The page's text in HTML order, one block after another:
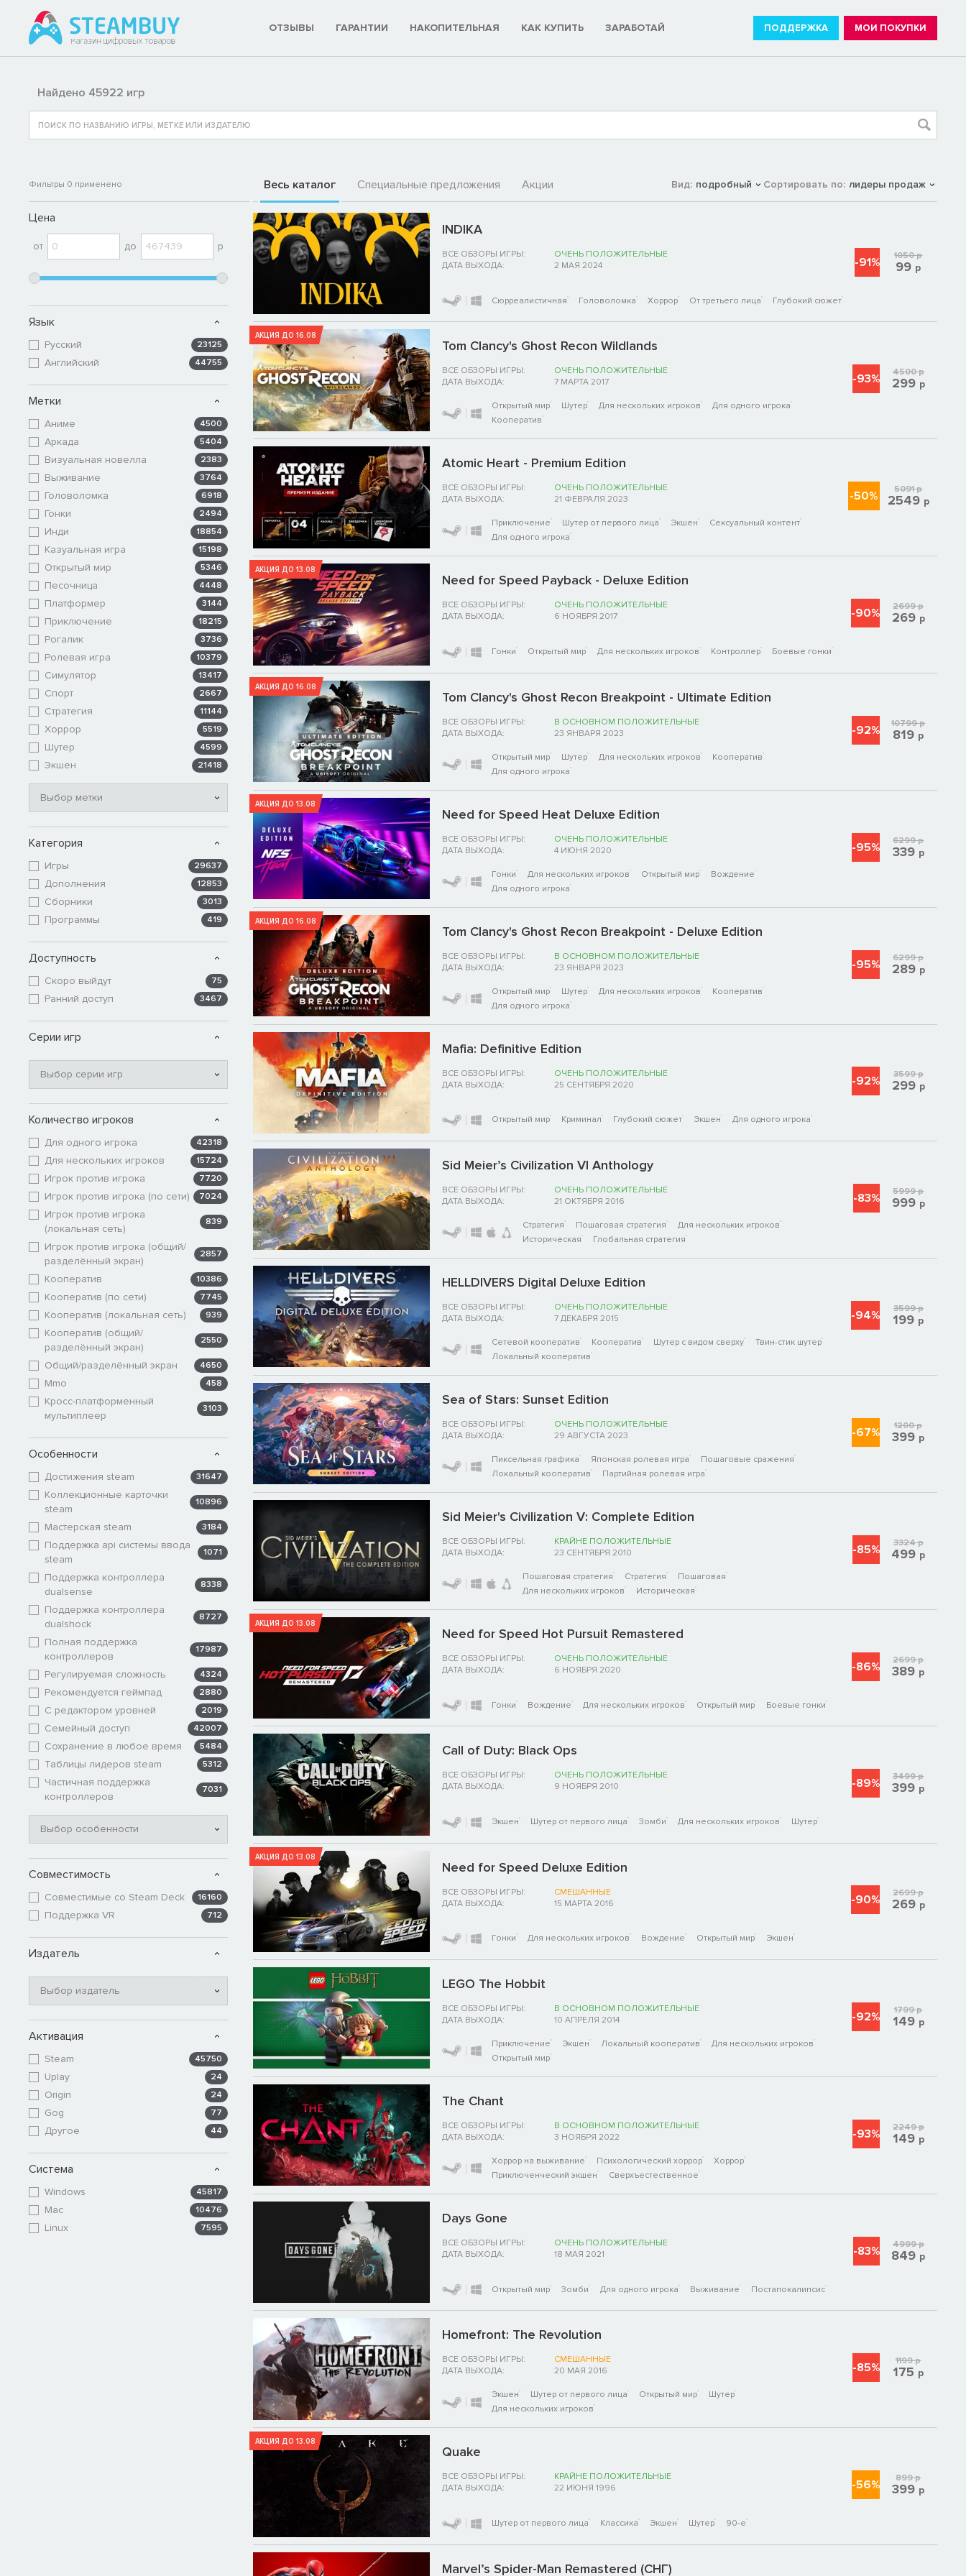
ОТЗЫВЫ ГАРАНТИИ НАКОПИТЕЛЬНАЯ КАК КУПИТЬ ЗАРАБОТАЙ ПОДДЕРЖКА МОИ ПОКУПКИ
Найдено 45922 игр
Фильтры 0 применено
Цена
от до р
Язык
Русский 23125
Английский 44755
Метки
Аниме 4500
Аркада 5404
Визуальная новелла 2383
Выживание 3764
Головоломка 6918
Гонки 2494
Инди 18854
Казуальная игра 15198
Открытый мир 5346
Песочница 4448
Платформер 3144
Приключение 18215
Рогалик 3736
Ролевая игра 10379
Симулятор 13417
Спорт 2667
Стратегия 11144
Хоррор 5519
Шутер 4599
Экшен 21418
Выбор метки
Категория
Игры 29637
Дополнения 12853
Сборники 3013
Программы 419
Доступность
Скоро выйдут 75
Ранний доступ 3467
Серии игр
Выбор серии игр
Количество игроков
Для одного игрока 42318
Для нескольких игроков 15724
Игрок против игрока 7720
Игрок против игрока (по сети) 7024
Игрок против игрока
(локальная сеть)
839
Игрок против игрока (общий/
разделённый экран)
2857
Кооператив 10386
Кооператив (по сети) 7745
Кооператив (локальная сеть) 939
Кооператив (общий/
разделённый экран)
2550
Общий/разделённый экран 4650
Mmo 458
Кросс-платформенный
мультиплеер
3103
Особенности
Достижения steam 31647
Коллекционные карточки
steam
10896
Мастерская steam 3184
Поддержка api системы ввода
steam
1071
Поддержка контроллера
dualsense
8338
Поддержка контроллера
dualshock
8727
Полная поддержка
контроллеров
17987
Регулируемая сложность 4324
Рекомендуется геймпад 2880
С редактором уровней 2019
Семейный доступ 42007
Сохранение в любое время 5484
Таблицы лидеров steam 5312
Частичная поддержка
контроллеров
7031
Выбор особенности
Совместимость
Совместимые со Steam Deck 16160
Поддержка VR 712
Издатель
Выбор издатель
Активация
Steam 45750
Uplay 24
Origin 24
Gog 77
Другое 44
Система
Windows 45817
Mac 10476
Linux 7595
Весь каталог Специальные предложения Акции Вид: подробный Сортировать по: лидеры продаж
INDIKA
ВСЕ ОБЗОРЫ ИГРЫ:
ОЧЕНЬ ПОЛОЖИТЕЛЬНЫЕ
ДАТА ВЫХОДА:
2 МАЯ 2024
Сюрреалистичная Головоломка Хоррор От третьего лица Глубокий сюжет
-91% 1050р
99 р
АКЦИЯ ДО 16.08
Tom Clancy's Ghost Recon Wildlands
ВСЕ ОБЗОРЫ ИГРЫ:
ОЧЕНЬ ПОЛОЖИТЕЛЬНЫЕ
ДАТА ВЫХОДА:
7 МАРТА 2017
Открытый мир Шутер Для нескольких игроков
Для одного игрока
Кооператив
-93% 4500р
299 р
Atomic Heart - Premium Edition
ВСЕ ОБЗОРЫ ИГРЫ:
ОЧЕНЬ ПОЛОЖИТЕЛЬНЫЕ
ДАТА ВЫХОДА:
21 ФЕВРАЛЯ 2023
Приключение Шутер от первого лица Экшен
Сексуальный контент
Для одного игрока
-50% 5091р
2549 р
АКЦИЯ ДО 13.08
Need for Speed Payback - Deluxe Edition
ВСЕ ОБЗОРЫ ИГРЫ:
ОЧЕНЬ ПОЛОЖИТЕЛЬНЫЕ
ДАТА ВЫХОДА:
6 НОЯБРЯ 2017
Гонки Открытый мир Для нескольких игроков Контроллер Боевые гонки
-90% 2699р
269 р
АКЦИЯ ДО 16.08
Tom Clancy's Ghost Recon Breakpoint - Ultimate Edition
ВСЕ ОБЗОРЫ ИГРЫ:
В ОСНОВНОМ ПОЛОЖИТЕЛЬНЫЕ
ДАТА ВЫХОДА:
23 ЯНВАРЯ 2023
Открытый мир Шутер Для нескольких игроков
Кооператив
Для одного игрока
-92% 10799р
819 р
АКЦИЯ ДО 13.08
Need for Speed Heat Deluxe Edition
ВСЕ ОБЗОРЫ ИГРЫ:
ОЧЕНЬ ПОЛОЖИТЕЛЬНЫЕ
ДАТА ВЫХОДА:
4 ИЮНЯ 2020
Гонки Для нескольких игроков Открытый мир
Вождение
Для одного игрока
-95% 6299р
339 р
АКЦИЯ ДО 16.08
Tom Clancy's Ghost Recon Breakpoint - Deluxe Edition
ВСЕ ОБЗОРЫ ИГРЫ:
В ОСНОВНОМ ПОЛОЖИТЕЛЬНЫЕ
ДАТА ВЫХОДА:
23 ЯНВАРЯ 2023
Открытый мир Шутер Для нескольких игроков
Кооператив
Для одного игрока
-95% 6299р
289 р
Mafia: Definitive Edition
ВСЕ ОБЗОРЫ ИГРЫ:
ОЧЕНЬ ПОЛОЖИТЕЛЬНЫЕ
ДАТА ВЫХОДА:
25 СЕНТЯБРЯ 2020
Открытый мир Криминал Глубокий сюжет Экшен Для одного игрока
-92% 3599р
299 р
Sid Meier’s Civilization VI Anthology
ВСЕ ОБЗОРЫ ИГРЫ:
ОЧЕНЬ ПОЛОЖИТЕЛЬНЫЕ
ДАТА ВЫХОДА:
21 ОКТЯБРЯ 2016
Стратегия Пошаговая стратегия
Для нескольких игроков
Историческая
Глобальная стратегия
-83% 5999р
999 р
HELLDIVERS Digital Deluxe Edition
ВСЕ ОБЗОРЫ ИГРЫ:
ОЧЕНЬ ПОЛОЖИТЕЛЬНЫЕ
ДАТА ВЫХОДА:
7 ДЕКАБРЯ 2015
Сетевой кооператив Кооператив Шутер с видом сверху
Твин-стик шутер
Локальный кооператив
-94% 3599р
199 р
Sea of Stars: Sunset Edition
ВСЕ ОБЗОРЫ ИГРЫ:
ОЧЕНЬ ПОЛОЖИТЕЛЬНЫЕ
ДАТА ВЫХОДА:
29 АВГУСТА 2023
Пиксельная графика Японская ролевая игра
Пошаговые сражения
Локальный кооператив
Партийная ролевая игра
-67% 1200р
399 р
Sid Meier's Civilization V: Complete Edition
ВСЕ ОБЗОРЫ ИГРЫ:
КРАЙНЕ ПОЛОЖИТЕЛЬНЫЕ
ДАТА ВЫХОДА:
23 СЕНТЯБРЯ 2010
Пошаговая стратегия Стратегия
Пошаговая
Для нескольких игроков
Историческая
-85% 3324р
499 р
АКЦИЯ ДО 13.08
Need for Speed Hot Pursuit Remastered
ВСЕ ОБЗОРЫ ИГРЫ:
ОЧЕНЬ ПОЛОЖИТЕЛЬНЫЕ
ДАТА ВЫХОДА:
6 НОЯБРЯ 2020
Гонки Вождение Для нескольких игроков Открытый мир Боевые гонки
-86% 2699р
389 р
Call of Duty: Black Ops
ВСЕ ОБЗОРЫ ИГРЫ:
ОЧЕНЬ ПОЛОЖИТЕЛЬНЫЕ
ДАТА ВЫХОДА:
9 НОЯБРЯ 2010
Экшен Шутер от первого лица Зомби Для нескольких игроков Шутер
-89% 3499р
399 р
АКЦИЯ ДО 13.08
Need for Speed Deluxe Edition
ВСЕ ОБЗОРЫ ИГРЫ:
СМЕШАННЫЕ
ДАТА ВЫХОДА:
15 МАРТА 2016
Гонки Для нескольких игроков Вождение Открытый мир Экшен
-90% 2699р
269 р
LEGO The Hobbit
ВСЕ ОБЗОРЫ ИГРЫ:
В ОСНОВНОМ ПОЛОЖИТЕЛЬНЫЕ
ДАТА ВЫХОДА:
10 АПРЕЛЯ 2014
Приключение Экшен Локальный кооператив
Для нескольких игроков
Открытый мир
-92% 1799р
149 р
The Chant
ВСЕ ОБЗОРЫ ИГРЫ:
В ОСНОВНОМ ПОЛОЖИТЕЛЬНЫЕ
ДАТА ВЫХОДА:
3 НОЯБРЯ 2022
Хоррор на выживание Психологический хоррор
Хоррор
Приключенческий экшен
Сверхъестественное
-93% 2249р
149 р
Days Gone
ВСЕ ОБЗОРЫ ИГРЫ:
ОЧЕНЬ ПОЛОЖИТЕЛЬНЫЕ
ДАТА ВЫХОДА:
18 МАЯ 2021
Открытый мир Зомби Для одного игрока Выживание Постапокалипсис
-83% 4999р
849 р
Homefront: The Revolution
ВСЕ ОБЗОРЫ ИГРЫ:
СМЕШАННЫЕ
ДАТА ВЫХОДА:
20 МАЯ 2016
Экшен Шутер от первого лица Открытый мир
Шутер
Для нескольких игроков
-85% 1199р
175 р
АКЦИЯ ДО 13.08
Quake
ВСЕ ОБЗОРЫ ИГРЫ:
КРАЙНЕ ПОЛОЖИТЕЛЬНЫЕ
ДАТА ВЫХОДА:
22 ИЮНЯ 1996
Шутер от первого лица Классика Экшен Шутер 90-е
-56% 899р
399 р
Marvel’s Spider-Man Remastered (СНГ)